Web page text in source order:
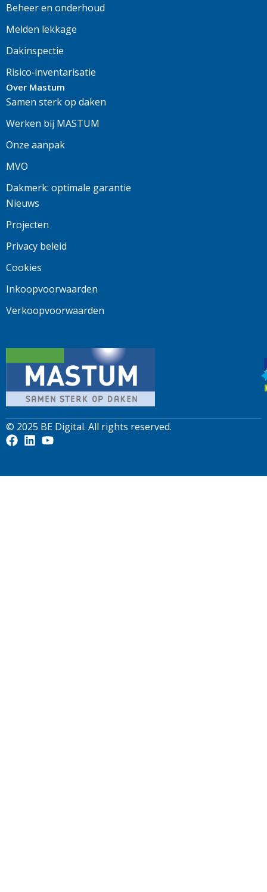
Beheer en onderhoud
Melden lekkage
Dakinspectie
Risico‑inventarisatie
Over Mastum
Samen sterk op daken
Werken bij MASTUM
Onze aanpak
MVO
Dakmerk: optimale garantie
Nieuws
Projecten
Privacy beleid
Cookies
Inkoopvoorwaarden
Verkoopvoorwaarden
© 2025 BE Digital. All rights reserved.